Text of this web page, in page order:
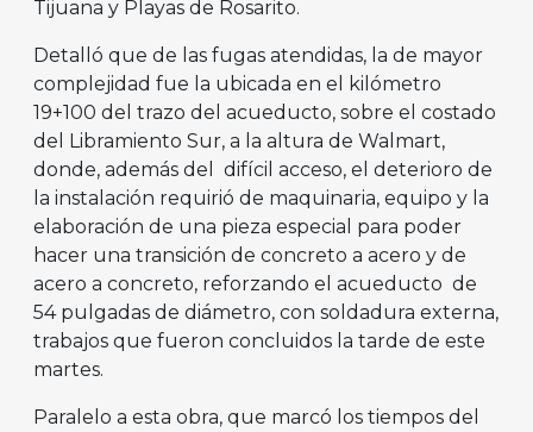
Tijuana y Playas de Rosarito.
Detalló que de las fugas atendidas, la de mayor
complejidad fue la ubicada en el kilómetro
19+100 del trazo del acueducto, sobre el costado
del Libramiento Sur, a la altura de Walmart,
donde, además del difícil acceso, el deterioro de
la instalación requirió de maquinaria, equipo y la
elaboración de una pieza especial para poder
hacer una transición de concreto a acero y de
acero a concreto, reforzando el acueducto de
54 pulgadas de diámetro, con soldadura externa,
trabajos que fueron concluidos la tarde de este
martes.
Paralelo a esta obra, que marcó los tiempos del